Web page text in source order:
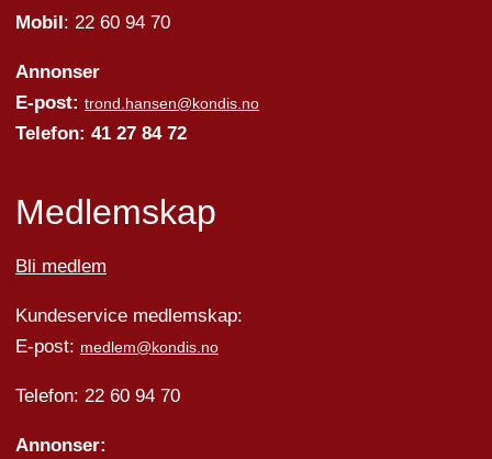
Mobil: 22 60 94 70
Annonser
E-post: trond.hansen@kondis.no
Telefon: 41 27 84 72
Medlemskap
Bli medlem
Kundeservice medlemskap:
E-post: medlem@kondis.no
Telefon: 22 60 94 70
Annonser: